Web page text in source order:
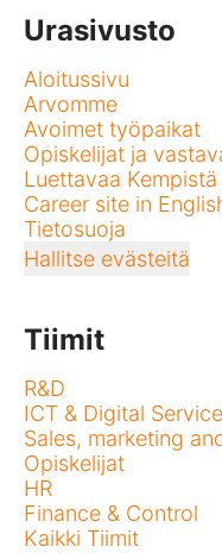
Urasivusto
Aloitussivu
Arvomme
Avoimet työpaikat
Opiskelijat ja
Luettavaa
Career site in
Tietosuoja
Hallitse evästeitä
Tiimit
R&D
ICT & Digital
Sales, marketing
Opiskelijat
HR
Finance & Control
Kaikki Tiimit